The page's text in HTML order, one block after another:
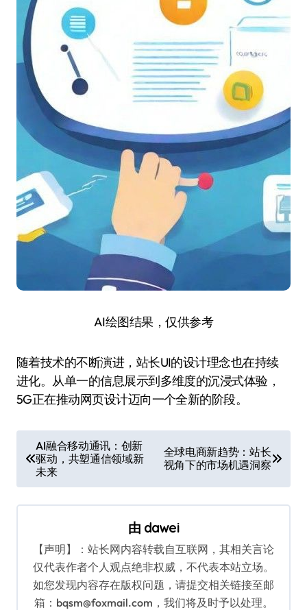
AI绘图结果，仅供参考
随着技术的不断演进，站长UI的设计理念也在持续
进化。从单一的信息展示到多维度的沉浸式体验，
5G正在推动网页设计迈向一个全新的阶段。
章
导
航
AI融合移动通讯：创新
驱动，共塑通信领域新
未来
全球电商新趋势：站长
视角下的市场机遇洞察
由 dawei
【声明】：站长网内容转载自互联网，其相关言论
仅代表作者个人观点绝非权威，不代表本站立场。
如您发现内容存在版权问题，请提交相关链接至邮
箱：bqsm@foxmail.com，我们将及时予以处理。